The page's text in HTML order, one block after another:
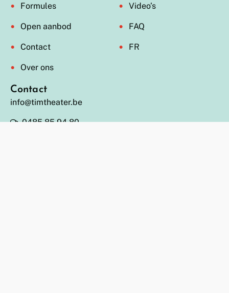
Contact
info@timtheater.be
0485 85 94 80
Formules
Open aanbod
Contact
Over ons
Video’s
FAQ
FR